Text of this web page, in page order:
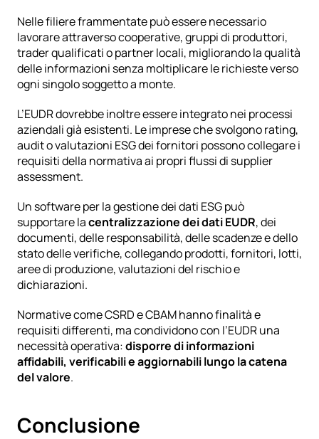
Nelle filiere frammentate può essere necessario
lavorare attraverso cooperative, gruppi di produttori,
trader qualificati o partner locali, migliorando la qualità
delle informazioni senza moltiplicare le richieste verso
ogni singolo soggetto a monte.
L’EUDR dovrebbe inoltre essere integrato nei processi
aziendali già esistenti. Le imprese che svolgono rating,
audit o valutazioni ESG dei fornitori possono collegare i
requisiti della normativa ai propri flussi di supplier
assessment.
Un software per la gestione dei dati ESG può
supportare la centralizzazione dei dati EUDR, dei
documenti, delle responsabilità, delle scadenze e dello
stato delle verifiche, collegando prodotti, fornitori, lotti,
aree di produzione, valutazioni del rischio e
dichiarazioni.
Normative come CSRD e CBAM hanno finalità e
requisiti differenti, ma condividono con l’EUDR una
necessità operativa: disporre di informazioni
affidabili, verificabili e aggiornabili lungo la catena
del valore.
Conclusione